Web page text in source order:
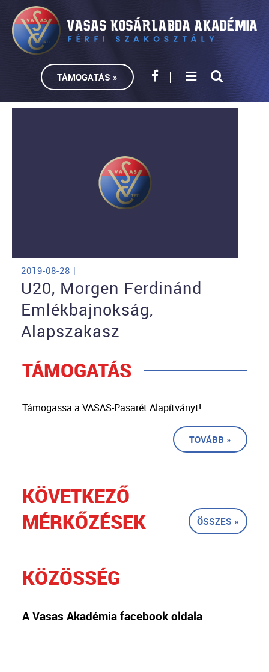
TÁMOGATÁS »
2019-08-28 |
U20, Morgen Ferdinánd
Emlékbajnokság,
Alapszakasz
TÁMOGATÁS
Támogassa a VASAS-Pasarét Alapítványt!
TOVÁBB »
KÖVETKEZŐ
MÉRKŐZÉSEK
ÖSSZES »
KÖZÖSSÉG
A Vasas Akadémia facebook oldala